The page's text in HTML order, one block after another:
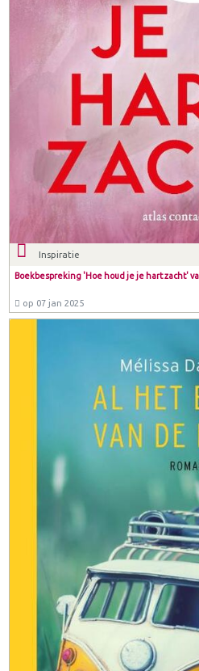
Inspiratie
Boekbespreking 'Hoe houd je je hart zacht'
op 07 jan 2025